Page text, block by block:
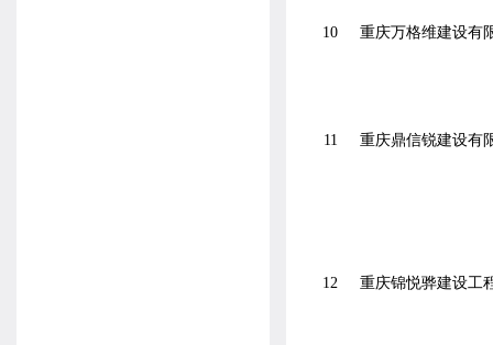
10 重庆万格维建设有
11 重庆鼎信锐建设有
12 重庆锦悦骅建设工